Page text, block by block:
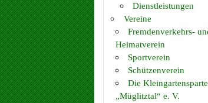
Dienstleistungen
Vereine
Fremdenverkehrs-
Heimatverein
Sportverein
Schützenverein
Die Kleingartensparte
„Müglitztal“ e. V.